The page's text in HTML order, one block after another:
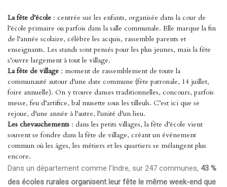
La fête d’école : centrée sur les enfants, organisée dans la cour de
l’école primaire ou parfois dans la salle communale. Elle marque la fin
de l’année scolaire, célèbre les acquis, rassemble parents et
enseignants. Les stands sont pensés pour les plus jeunes, mais la fête
s’ouvre largement à tout le village.
La fête de village : moment de rassemblement de toute la
communauté autour d’une date commune (fête patronale, 14 juillet,
foire annuelle). On y trouve danses traditionnelles, concours, parfois
messe, feu d’artifice, bal musette sous les tilleuls. C’est ici que se
rejoue, d’une année à l’autre, l’unité d’un lieu.
Les chevauchements : dans les petits villages, la fête d’école vient
souvent se fondre dans la fête de village, créant un événement
commun où les âges, les métiers et les quartiers se mélangent plus
encore.
Dans un département comme l’Indre, sur 247 communes, 43 %
des écoles rurales organisent leur fête le même week-end que